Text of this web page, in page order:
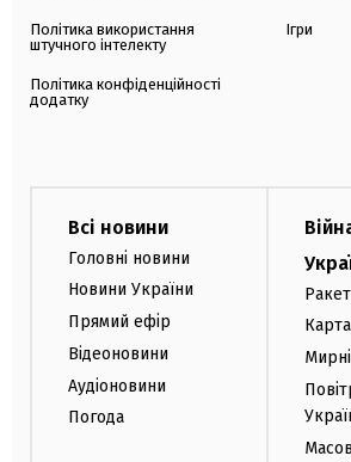
Політика використання
штучного інтелекту
Політика конфіденційності
додатку
Ігри
Всі новини
Головні новини
Новини України
Прямий ефір
Відеоновини
Аудіоновини
Погода